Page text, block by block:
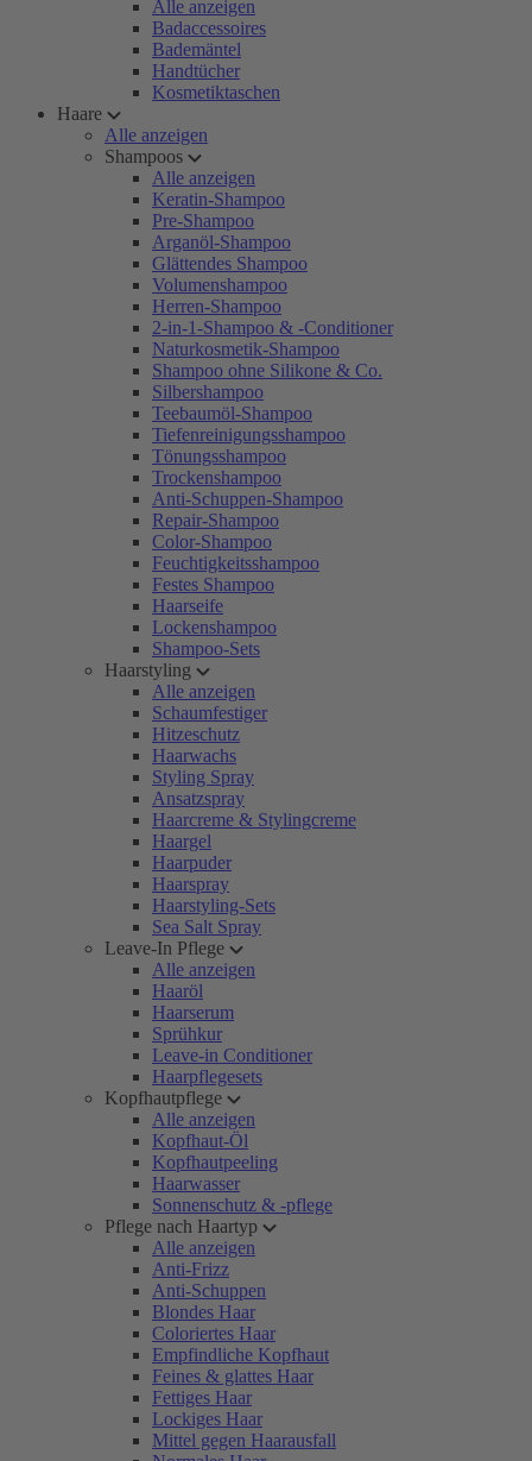
Alle anzeigen
Badaccessoires
Bademäntel
Handtücher
Kosmetiktaschen
Haare
Alle anzeigen
Shampoos
Alle anzeigen
Keratin-Shampoo
Pre-Shampoo
Arganöl-Shampoo
Glättendes Shampoo
Volumenshampoo
Herren-Shampoo
2-in-1-Shampoo & -Conditioner
Naturkosmetik-Shampoo
Shampoo ohne Silikone & Co.
Silbershampoo
Teebaumöl-Shampoo
Tiefenreinigungsshampoo
Tönungsshampoo
Trockenshampoo
Anti-Schuppen-Shampoo
Repair-Shampoo
Color-Shampoo
Feuchtigkeitsshampoo
Festes Shampoo
Haarseife
Lockenshampoo
Shampoo-Sets
Haarstyling
Alle anzeigen
Schaumfestiger
Hitzeschutz
Haarwachs
Styling Spray
Ansatzspray
Haarcreme & Stylingcreme
Haargel
Haarpuder
Haarspray
Haarstyling-Sets
Sea Salt Spray
Leave-In Pflege
Alle anzeigen
Haaröl
Haarserum
Sprühkur
Leave-in Conditioner
Haarpflegesets
Kopfhautpflege
Alle anzeigen
Kopfhaut-Öl
Kopfhautpeeling
Haarwasser
Sonnenschutz & -pflege
Pflege nach Haartyp
Alle anzeigen
Anti-Frizz
Anti-Schuppen
Blondes Haar
Coloriertes Haar
Empfindliche Kopfhaut
Feines & glattes Haar
Fettiges Haar
Lockiges Haar
Mittel gegen Haarausfall